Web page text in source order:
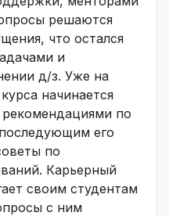
решаются
что остался
и
д/з. Уже на
начинается
по
его
по
Карьерный
своим студентам
с ним